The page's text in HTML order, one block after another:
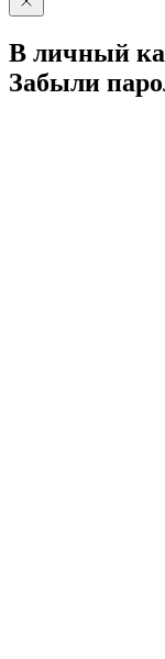
В личный
Забыли